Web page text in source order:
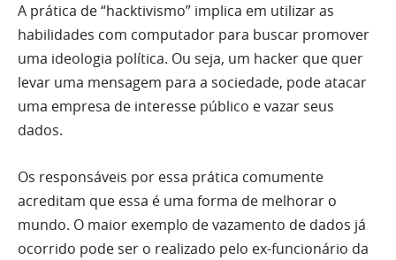
A prática de “hacktivismo” implica em utilizar as
habilidades com computador para buscar promover
uma ideologia política. Ou seja, um hacker que quer
levar uma mensagem para a sociedade, pode atacar
uma empresa de interesse público e vazar seus
dados.
Os responsáveis por essa prática comumente
acreditam que essa é uma forma de melhorar o
mundo. O maior exemplo de vazamento de dados já
ocorrido pode ser o realizado pelo ex-funcionário da